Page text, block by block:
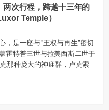
两次行程，跨越十三年的
Temple）
，是一座与“王权与再生”密切
霍特普三世与拉美西斯二世于
那种庞大的神庙群，卢克索